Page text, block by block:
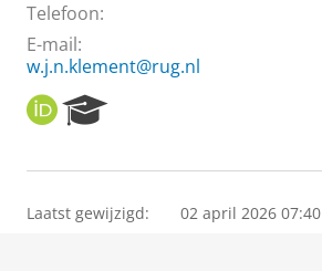
Telefoon:
E-mail:
w.j.n.klement@rug.nl
O
R
I
e
r
Laatst gewijzigd: 02 april 2026 07:40